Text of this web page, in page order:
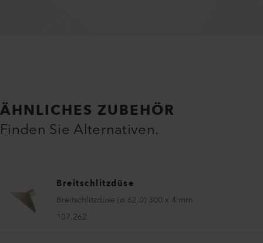
ÄHNLICHES ZUBEHÖR
Finden Sie Alternativen.
Breitschlitzdüse
Breitschlitzdüse (ø 62.0) 300 x 4 mm
107.262